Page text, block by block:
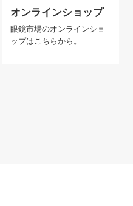
オンラインショップ
眼鏡市場のオンラインショ
ップはこちらから。